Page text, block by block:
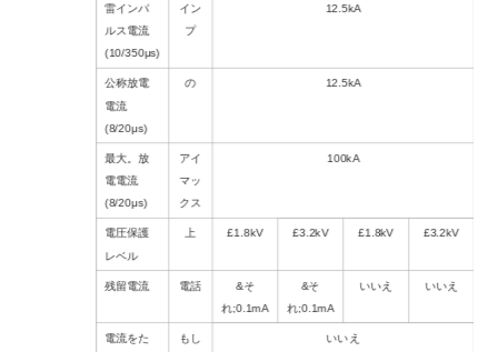
雷インパ
ルス電流
(10/350μs)
イン
プ
12.5kA
公称放電
電流
(8/20μs)
の 12.5kA
最大。放
電電流
(8/20μs)
アイ
マッ
クス
100kA
電圧保護
レベル
上 £1.8kV £3.2kV £1.8kV £3.2kV
残留電流 電話
&そ
れ;0.1mA
&そ
れ;0.1mA
いいえ いいえ
電流をた もし いいえ